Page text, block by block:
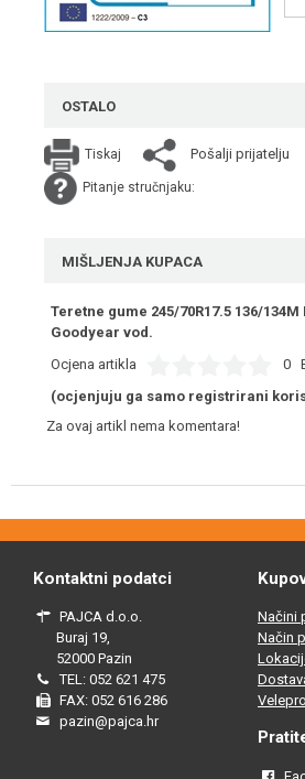
OSTALO
Tiskaj Pošalji prijatelju
Pitanje stručnjaku:
MIŠLJENJA KUPACA
Teretne gume 245/70R17.5 136/134M
Goodyear vod.
Ocjena artikla
0
(ocjenjuju ga samo registrirani
Za ovaj artikl nema komentara!
Kontaktni podatci
PAJCA d.o.o.
Buraj 19,
52000 Pazin
TEL: 052 621 475
FAX: 052 616 286
pazin@pajca.hr
Načini
Način